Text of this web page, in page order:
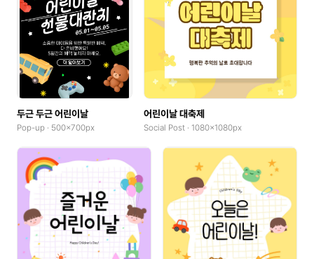
두근 두근 어린이날
Pop-up · 500x700px
어린이날 대축제
Social Post · 1080x1080px